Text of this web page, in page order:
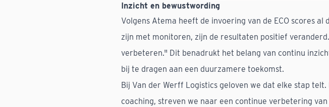
Inzicht en bewustwording
Volgens Atema heeft de invoering van de ECO scores
zijn met monitoren, zijn de resultaten positief
verbeteren." Dit benadrukt het belang van continu
bij te dragen aan een duurzamere toekomst.
Bij Van der Werff Logistics geloven we dat elke stap
coaching, streven we naar een continue verbetering